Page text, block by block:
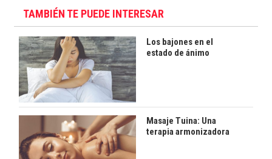
TAMBIÉN TE PUEDE INTERESAR
Los bajones en el
estado de ánimo
Masaje Tuina: Una
terapia armonizadora